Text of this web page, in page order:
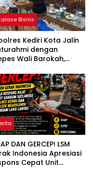
Bisnis
Kediri Kota Jalin
dengan
Wali Barokah,
DAN GERCEP! LSM
Indonesia Apresiasi
Cepat Unit